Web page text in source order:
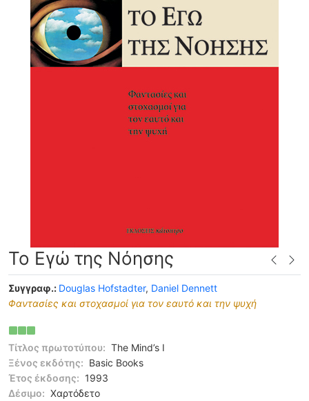
Το Εγώ της Νόησης
Συγγραφ.: Douglas Hofstadter, Daniel Dennett
Φαντασίες και στοχασμοί για τον εαυτό και την ψυχή
Τίτλος πρωτοτύπου: The Mind’s I
Ξένος εκδότης: Basic Books
Έτος έκδοσης: 1993
Δέσιμο: Χαρτόδετο